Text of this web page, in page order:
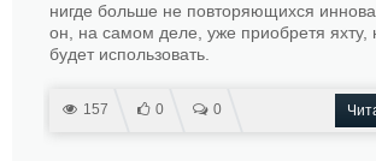
нигде больше не повторяющихся
он, на самом деле, уже приобретя яхту,
будет использовать.
157 0 0